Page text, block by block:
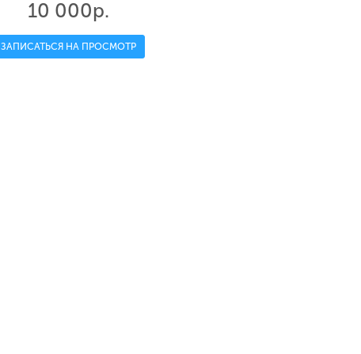
10 000р.
ЗАПИСАТЬСЯ НА ПРОСМОТР